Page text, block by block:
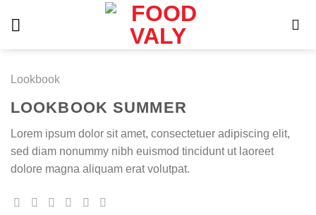
Lookbook
LOOKBOOK SUMMER
Lorem ipsum dolor sit amet, consectetuer adipiscing elit,
sed diam nonummy nibh euismod tincidunt ut laoreet
dolore magna aliquam erat volutpat.